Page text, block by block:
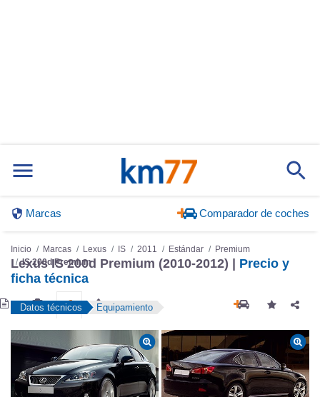
Marcas Comparador de coches
Inicio Marcas Lexus IS 2011 Estándar
Premium
IS 200d Premium
Lexus IS 200d Premium (2010-2012) | Precio y
ficha técnica
Datos técnicos Equipamiento